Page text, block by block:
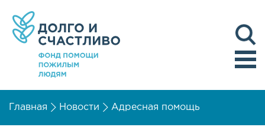
Главная Новости Адресная помощь